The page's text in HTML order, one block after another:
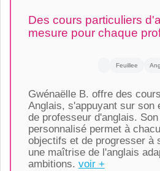
Des cours particuliers
mesure pour chaque
Feuillee
Gwénaëlle B. offre des
Anglais, s'appuyant sur son
de professeur d'anglais.
personnalisé permet à
objectifs et de progresser à
une maîtrise de l'anglais
ambitions. voir +